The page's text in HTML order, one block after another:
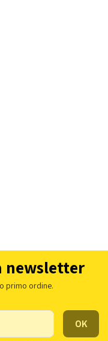
newsletter
primo ordine.